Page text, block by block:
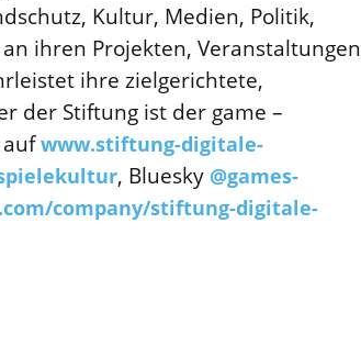
Kultur, Medien, Politik,
ihren Projekten, Veranstaltungen
ihre zielgerichtete,
der Stiftung ist der game –
www.stiftung-digitale-
, Bluesky @games-
company/stiftung-digitale-